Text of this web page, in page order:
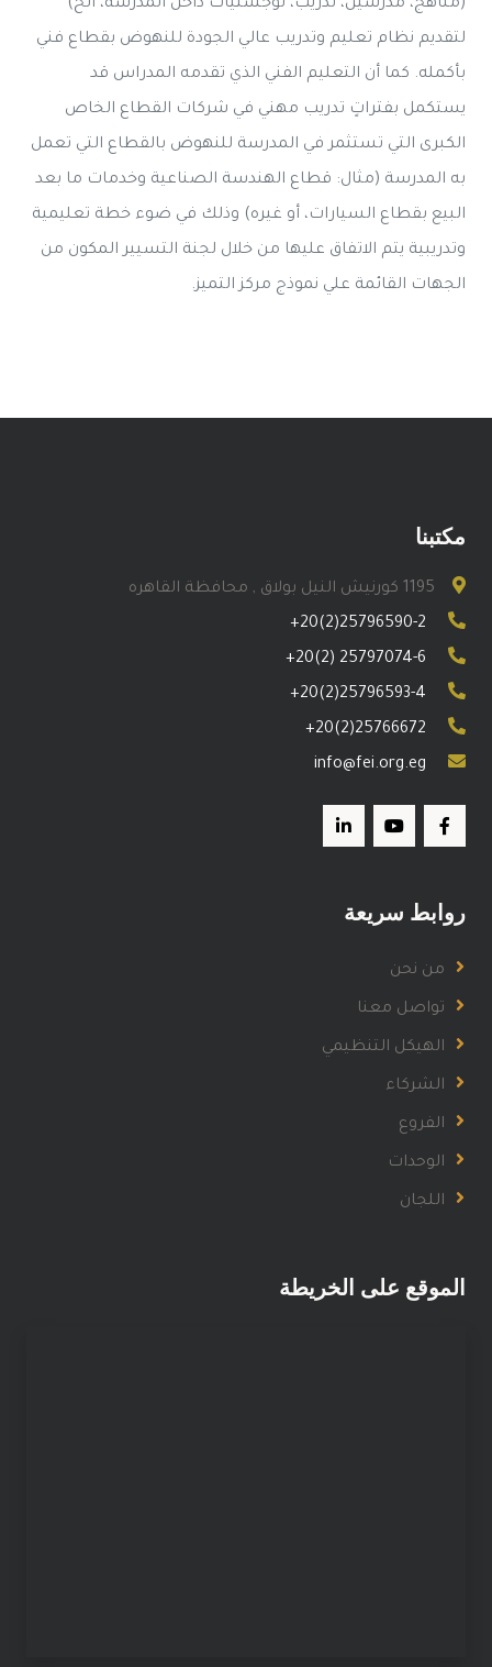
(مناهج، مدرسين، تدريب، لوجستيات داخل المدرسة، الخ)
لتقديم نظام تعليم وتدريب عالي الجودة للنهوض بقطاع فني
بأكمله. كما أن التعليم الفني الذي تقدمه المدراس قد
يستكمل بفتراتٍ تدريب مهني في شركات القطاع الخاص
الكبرى التي تستثمر في المدرسة للنهوض بالقطاع التي تعمل
به المدرسة (مثال: قطاع الهندسة الصناعية وخدمات ما بعد
البيع بقطاع السيارات، أو غيره) وذلك في ضوء خطة تعليمية
وتدريبية يتم الاتفاق عليها من خلال لجنة التسيير المكون من
الجهات القائمة علي نموذج مركز التميز.
مكتبنا
1195 كورنيش النيل بولاق , محافظة القاهره
+20(2)25796590-2
+20(2) 25797074-6
+20(2)25796593-4
+20(2)25766672
info@fei.org.eg
روابط سريعة
من نحن
تواصل معنا
الهيكل التنظيمي
الشركاء
الفروع
الوحدات
اللجان
الموقع على الخريطة